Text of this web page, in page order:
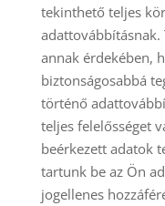
tekinthető teljes
adattovábbításnak.
annak érdekében,
biztonságosabbá
történő
teljes felelősséget
beérkezett adatok
tartunk be az Ön
jogellenes